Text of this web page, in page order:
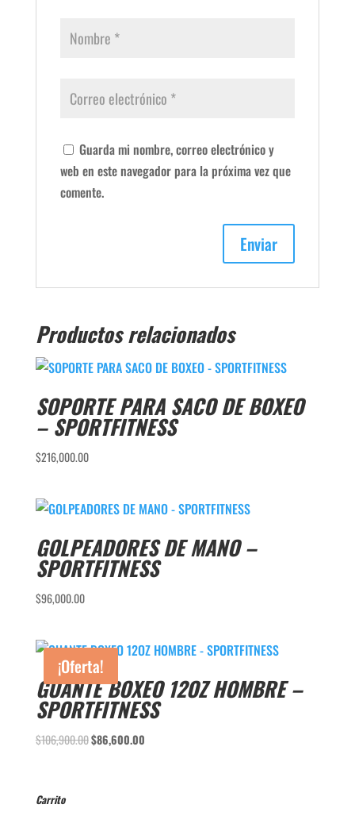
Guarda mi nombre, correo electrónico y
web en este navegador para la próxima vez que
comente.
Productos relacionados
SOPORTE PARA SACO DE BOXEO
– SPORTFITNESS
$216,000.00
GOLPEADORES DE MANO –
SPORTFITNESS
$96,000.00
¡Oferta!
GUANTE BOXEO 12OZ HOMBRE –
SPORTFITNESS
$106,900.00El
$86,600.00El
Carrito